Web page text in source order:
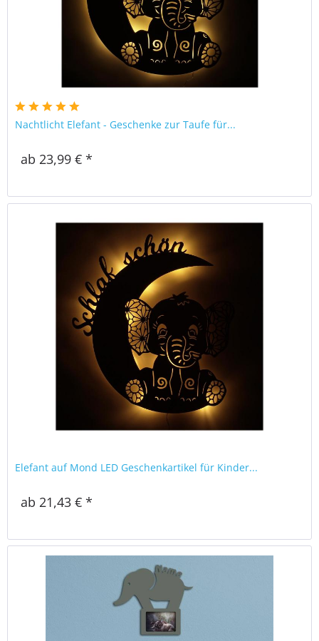
Nachtlicht Elefant - Geschenke zur Taufe für...
ab 23,99 € *
Elefant auf Mond LED Geschenkartikel für Kinder...
ab 21,43 € *